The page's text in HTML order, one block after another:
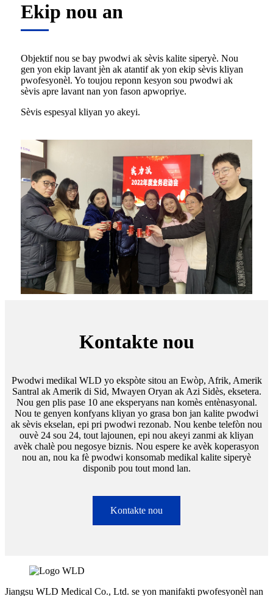
Ekip nou an
Objektif nou se bay pwodwi ak sèvis kalite siperyè. Nou
gen yon ekip lavant jèn ak atantif ak yon ekip sèvis kliyan
pwofesyonèl. Yo toujou reponn kesyon sou pwodwi ak
sèvis apre lavant nan yon fason apwopriye.
Sèvis espesyal kliyan yo akeyi.
Kontakte nou
Pwodwi medikal WLD yo ekspòte sitou an Ewòp, Afrik, Amerik
Santral ak Amerik di Sid, Mwayen Oryan ak Azi Sidès, eksetera.
Nou gen plis pase 10 ane eksperyans nan komès entènasyonal.
Nou te genyen konfyans kliyan yo grasa bon jan kalite pwodwi
ak sèvis ekselan, epi pri pwodwi rezonab. Nou kenbe telefòn nou
ouvè 24 sou 24, tout lajounen, epi nou akeyi zanmi ak kliyan
avèk chalè pou negosye biznis. Nou espere ke avèk koperasyon
nou an, nou ka fè pwodwi konsomab medikal kalite siperyè
disponib pou tout mond lan.
Kontakte nou
Jiangsu WLD Medical Co., Ltd. se yon manifakti pwofesyonèl nan